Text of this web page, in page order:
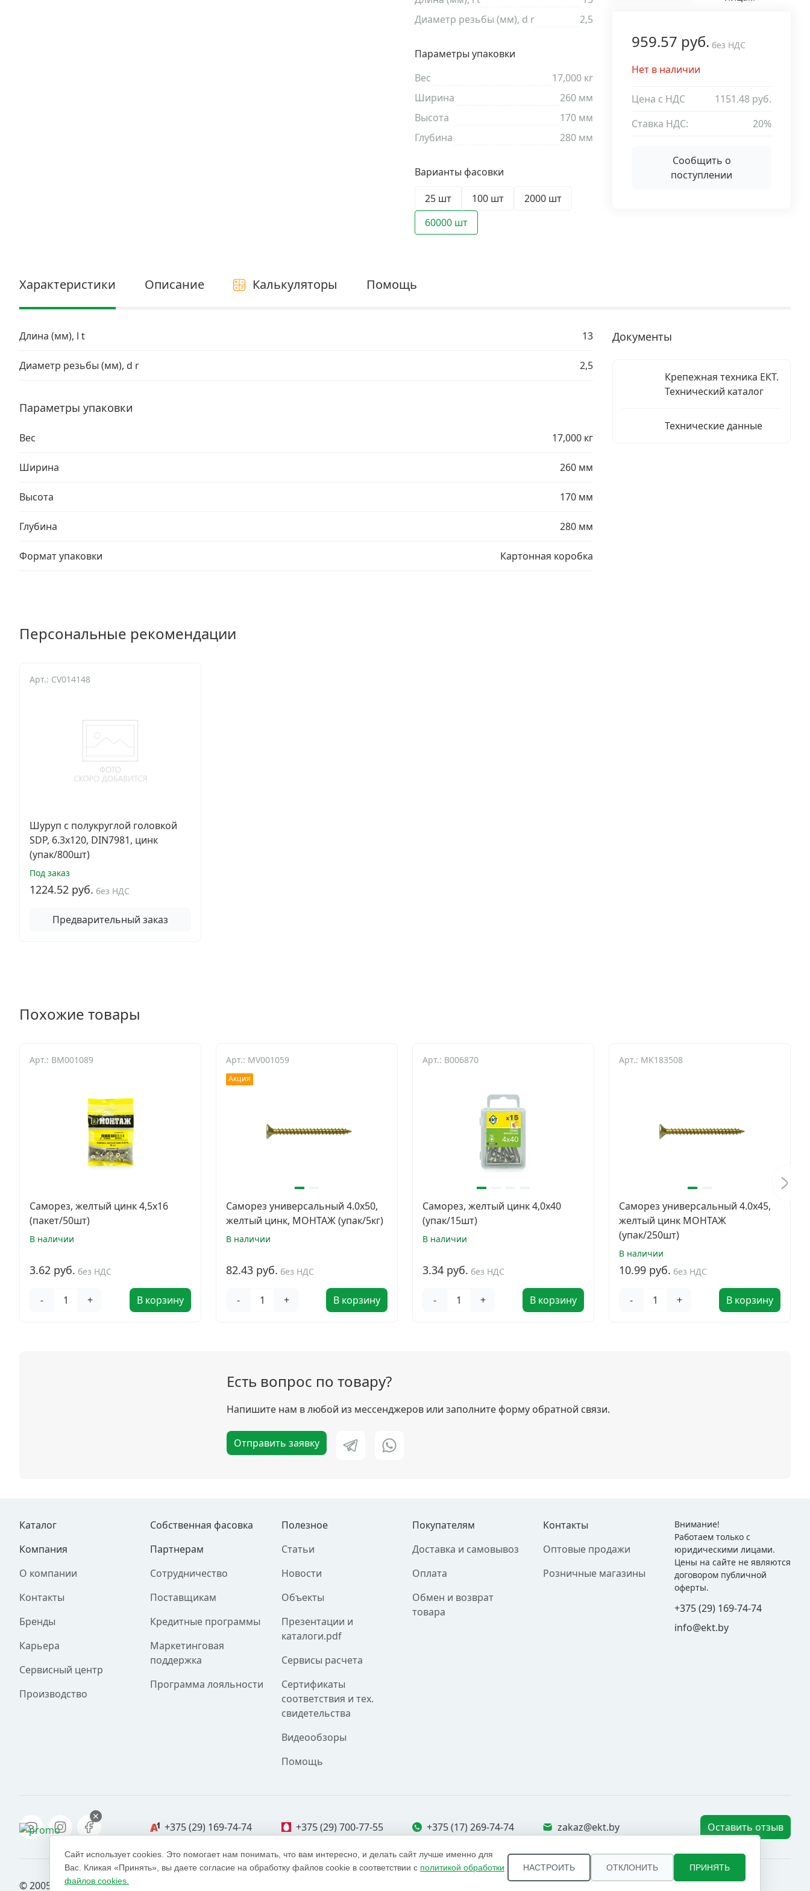
✕
Нержавеющий крепеж
Перфорированный крепеж
Диаметр резьбы (мм), d r
2,5
Параметры упаковки
Вес
17,000 кг
Ширина
260 мм
Высота
170 мм
Глубина
280 мм
Варианты фасовки
25 шт
100 шт
2000 шт
60000 шт
959.57 руб. без НДС
Нет в наличии
Цена с НДС
1151.48 руб.
Ставка НДС:
20%
Сообщить о
поступлении
Характеристики Описание Калькуляторы Помощь
Длина (мм), l t 13
Диаметр резьбы (мм), d r 2,5
Параметры упаковки
Вес 17,000 кг
Ширина 260 мм
Высота 170 мм
Глубина 280 мм
Формат упаковки Картонная коробка
Документы
Крепежная техника ЕКТ.
Технический каталог
Технические данные
Персональные рекомендации
Арт.: CV014148
Шуруп с полукруглой головкой
SDP, 6.3х120, DIN7981, цинк
(упак/800шт)
Под заказ
1224.52 руб. без НДС
Предварительный заказ
Похожие товары
Арт.: BM001089
Саморез, желтый цинк 4,5х16
(пакет/50шт)
В наличии
3.62 руб. без НДС
- + В корзину
Арт.: MV001059
Акция
Саморез универсальный 4.0x50,
желтый цинк, МОНТАЖ (упак/5кг)
В наличии
82.43 руб. без НДС
- + В корзину
Арт.: B006870
Саморез, желтый цинк 4,0х40
(упак/15шт)
В наличии
3.34 руб. без НДС
- + В корзину
Арт.: MK183508
Саморез универсальный 4.0х45,
желтый цинк МОНТАЖ
(упак/250шт)
В наличии
10.99 руб. без НДС
- + В корзину
Есть вопрос по товару?
Напишите нам в любой из мессенджеров или заполните форму обратной связи.
Отправить заявку
Каталог
Компания
О компании
Контакты
Бренды
Карьера
Сервисный центр
Производство
Собственная фасовка
Партнерам
Сотрудничество
Поставщикам
Кредитные программы
Маркетинговая
поддержка
Программа лояльности
Полезное
Статьи
Новости
Объекты
Презентации и
каталоги.pdf
Сервисы расчета
Сертификаты
соответствия и тех.
свидетельства
Видеообзоры
Помощь
Покупателям
Доставка и самовывоз
Оплата
Обмен и возврат
товара
Контакты
Оптовые продажи
Розничные магазины
Внимание!
Работаем только с
юридическими лицами.
Цены на сайте не являются
договором публичной
оферты.
+375 (29) 169-74-74
info@ekt.by
+375 (29) 169-74-74 +375 (29) 700-77-55 +375 (17) 269-74-74 zakaz@ekt.by Оставить отзыв
© 2005 — 2026 ООО «ЕКТ альянс». Доставка в Минск, Брест, Витебск, Гомель, Гродно, Могилев и другие регионы РБ
Сайт использует cookies. Это помогает нам понимать, что вам интересно, и делать сайт лучше именно для
Вас. Кликая «Принять», вы даете согласие на обработку файлов cookie в соответствии с политикой обработки
файлов cookies.
НАСТРОИТЬ ОТКЛОНИТЬ ПРИНЯТЬ